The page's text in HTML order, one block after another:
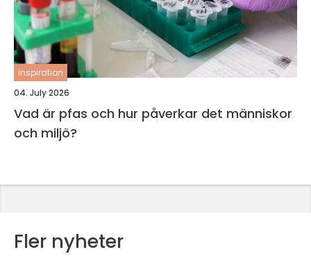
inspiration
04. July 2026
Vad är pfas och hur påverkar det människor
och miljö?
Fler nyheter